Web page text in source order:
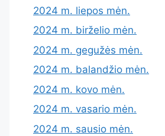
2024 m. liepos mėn.
2024 m. birželio mėn.
2024 m. gegužės mėn.
2024 m. balandžio mėn.
2024 m. kovo mėn.
2024 m. vasario mėn.
2024 m. sausio mėn.